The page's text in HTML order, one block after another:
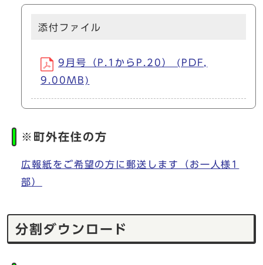
添付ファイル
9月号（P.1からP.20） (PDF,
9.00MB)
※町外在住の方
広報紙をご希望の方に郵送します（お一人様1
部）
分割ダウンロード